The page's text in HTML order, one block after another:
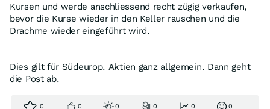
Kursen und werde anschliessend recht zügig verkaufen,
bevor die Kurse wieder in den Keller rauschen und die
Drachme wieder eingeführt wird.
Dies gilt für Südeurop. Aktien ganz allgemein. Dann geht
die Post ab.
0 0 0 0 0 0